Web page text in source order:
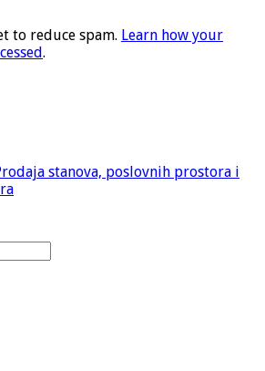
to reduce spam. Learn how your
.